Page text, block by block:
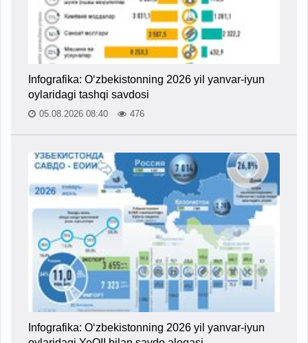
Infografika: O‘zbekistonning 2026 yil yanvar-iyun
oylaridagi tashqi savdosi
05.08.2026 08:40 476
Infografika: O‘zbekistonning 2026 yil yanvar-iyun